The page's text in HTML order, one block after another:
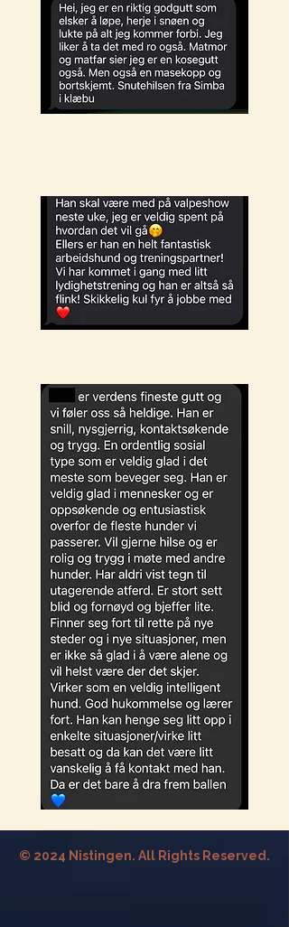
© 2024 Nistingen. All Rights Reserved.